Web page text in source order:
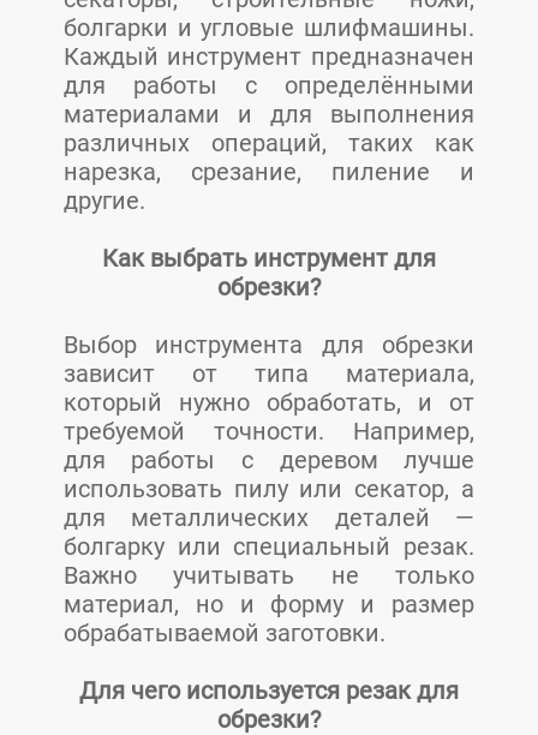
болгарки и угловые шлифмашины.
Каждый инструмент предназначен
для работы с определёнными
материалами и для выполнения
различных операций, таких как
нарезка, срезание, пиление и
другие.
Как выбрать инструмент для
обрезки?
Выбор инструмента для обрезки
зависит от типа материала,
который нужно обработать, и от
требуемой точности. Например,
для работы с деревом лучше
использовать пилу или секатор, а
для металлических деталей —
болгарку или специальный резак.
Важно учитывать не только
материал, но и форму и размер
обрабатываемой заготовки.
Для чего используется резак для
обрезки?